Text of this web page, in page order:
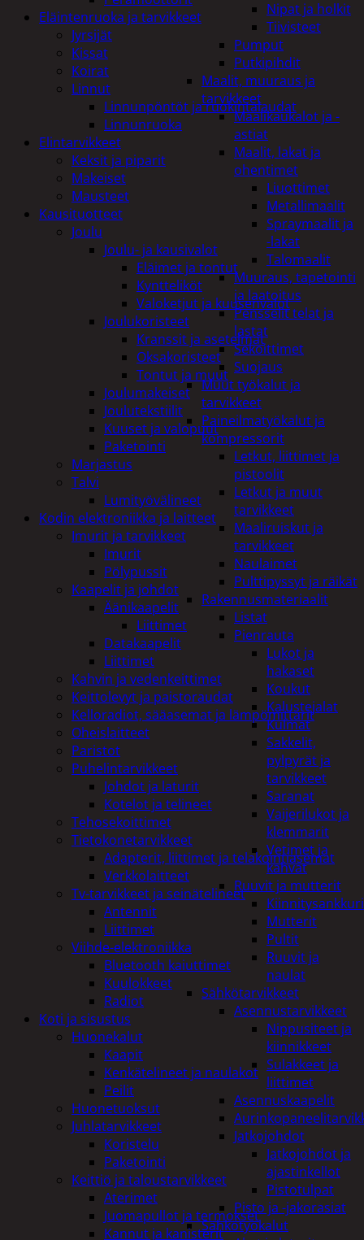
Nipat ja holkit
Tiivisteet
Pumput
Putkipihdit
Maalit, muuraus ja
tarvikkeet
Maalikaukalot ja -
astiat
Maalit, lakat ja
ohentimet
Liuottimet
Metallimaalit
Spraymaalit ja
-lakat
Talomaalit
Muuraus, tapetointi
ja laatoitus
Pensselit telat ja
lastat
Sekoittimet
Suojaus
Muut työkalut ja
tarvikkeet
Paineilmatyökalut ja
kompressorit
Letkut, liittimet ja
pistoolit
Letkut ja muut
tarvikkeet
Maaliruiskut ja
tarvikkeet
Naulaimet
Pulttipyssyt ja räikät
Rakennusmateriaalit
Listat
Pienrauta
Lukot ja
hakaset
Koukut
Kalustejalat
Kulmat
Sakkelit,
pylpyrät ja
tarvikkeet
Saranat
Vaijerilukot ja
klemmarit
Vetimet ja
kahvat
Ruuvit ja mutterit
Mutterit
Pultit
Ruuvit ja
naulat
Sähkötarvikkeet
Asennustarvikkeet
Nippusiteet ja
kiinnikkeet
Sulakkeet ja
liittimet
Asennuskaapelit
Jatkojohdot
Jatkojohdot ja
ajastinkellot
Pistotulpat
Pisto ja -jakorasiat
Sähkötyökalut
Eläintenruoka ja tarvikkeet
Jyrsijät
Kissat
Koirat
Linnut
Linnunpöntöt ja ruokintalaudat
Linnunruoka
Elintarvikkeet
Keksit ja piparit
Makeiset
Mausteet
Kausituotteet
Joulu
Joulu- ja kausivalot
Eläimet ja tontut
Kyntteliköt
Valoketjut ja kuusenvalot
Joulukoristeet
Kranssit ja asetelmat
Oksakoristeet
Tontut ja muut
Joulumakeiset
Joulutekstiilit
Kuuset ja valopuut
Paketointi
Marjastus
Talvi
Lumityövälineet
Kodin elektroniikka ja laitteet
Imurit ja tarvikkeet
Imurit
Pölypussit
Kaapelit ja johdot
Äänikaapelit
Liittimet
Datakaapelit
Liittimet
Kahvin ja vedenkeittimet
Keittolevyt ja paistoraudat
Kelloradiot, sääasemat ja lämpömittarit
Oheislaitteet
Paristot
Puhelintarvikkeet
Johdot ja laturit
Kotelot ja telineet
Tehosekoittimet
Tietokonetarvikkeet
Adapterit, liittimet ja telakointiasemat
Verkkolaitteet
Tv-tarvikkeet ja seinätelineet
Antennit
Liittimet
Viihde-elektroniikka
Bluetooth kaiuttimet
Kuulokkeet
Radiot
Koti ja sisustus
Huonekalut
Kaapit
Kenkätelineet ja naulakot
Peilit
Huonetuoksut
Juhlatarvikkeet
Koristelu
Paketointi
Keittiö ja taloustarvikkeet
Aterimet
Juomapullot ja termokset
Kannut ja kanisterit